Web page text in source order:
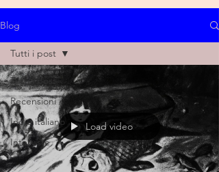
Blog
Tutti i post
Recensioni
Indie italiano
Interviste
Tutti i post
Load video